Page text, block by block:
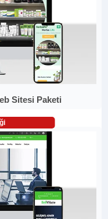
Sitesi Paketi